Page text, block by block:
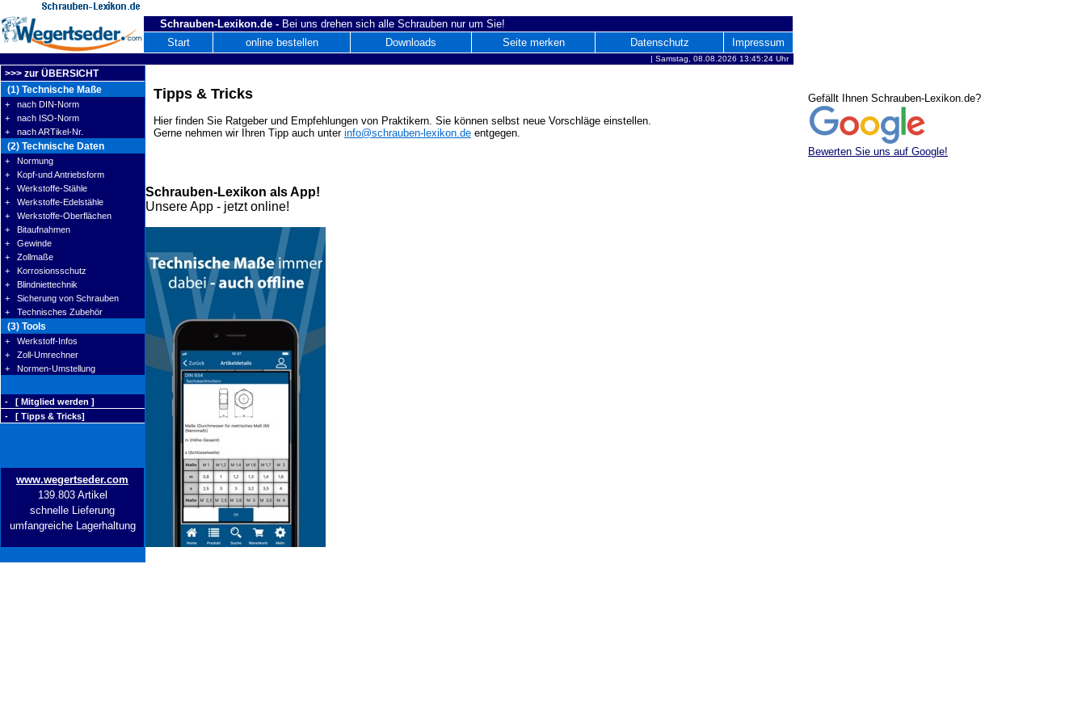
Schrauben-Lexikon.de - Bei uns drehen sich alle Schrauben nur um Sie!
Start
online bestellen Downloads Seite merken Datenschutz Impressum
| Samstag, 08.08.2026 13:45:24 Uhr
>>> zur ÜBERSICHT
(1) Technische Maße
+ nach DIN-Norm
+ nach ISO-Norm
+ nach ARTikel-Nr.
(2) Technische Daten
+ Normung
+ Kopf-und Antriebsform
+ Werkstoffe-Stähle
+ Werkstoffe-Edelstähle
+ Werkstoffe-Oberflächen
+ Bitaufnahmen
+ Gewinde
+ Zollmaße
+ Korrosionsschutz
+ Blindniettechnik
+ Sicherung von Schrauben
+ Technisches Zubehör
(3) Tools
+ Werkstoff-Infos
+ Zoll-Umrechner
+ Normen-Umstellung
- [ Mitglied werden ]
- [ Tipps & Tricks]
www.wegertseder.com
139.803 Artikel
schnelle Lieferung
umfangreiche Lagerhaltung
Tipps & Tricks
Hier finden Sie Ratgeber und Empfehlungen von Praktikern. Sie können selbst neue Vorschläge einstellen.
Gerne nehmen wir Ihren Tipp auch unter info@schrauben-lexikon.de entgegen.
Gefällt Ihnen Schrauben-Lexikon.de?
Bewerten Sie uns auf Google!
Schrauben-Lexikon als App!
Unsere App - jetzt online!